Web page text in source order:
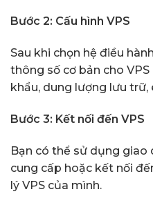
Bước 2: Cấu hình VPS
Sau khi chọn hệ điều
thông số cơ bản cho
khẩu, dung lượng lưu trữ,
Bước 3: Kết nối đến VPS
Bạn có thể sử dụng giao
cung cấp hoặc kết nối
lý VPS của mình.